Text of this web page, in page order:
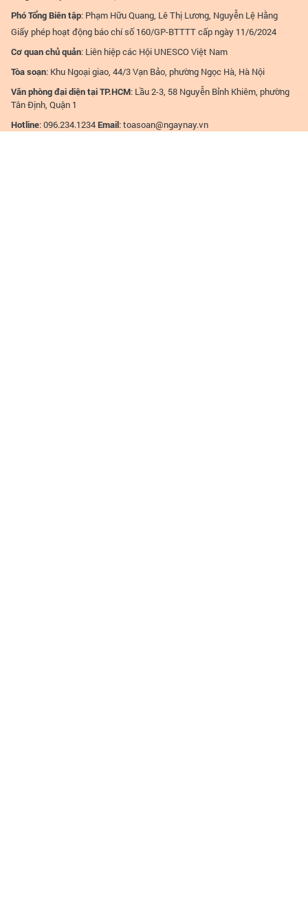
Phó Tổng Biên tập: Phạm Hữu Quang, Lê Thị Lương, Nguyễn Lệ Hằng
Giấy phép hoạt động báo chí số 160/GP-BTTTT cấp ngày 11/6/2024
Cơ quan chủ quản: Liên hiệp các Hội UNESCO Việt Nam
Tòa soạn: Khu Ngoại giao, 44/3 Vạn Bảo, phường Ngọc Hà, Hà Nội
Văn phòng đại diện tại TP.HCM: Lầu 2-3, 58 Nguyễn Bỉnh Khiêm, phường
Tân Định, Quận 1
Hotline: 096.234.1234Email:toasoan@ngaynay.vn